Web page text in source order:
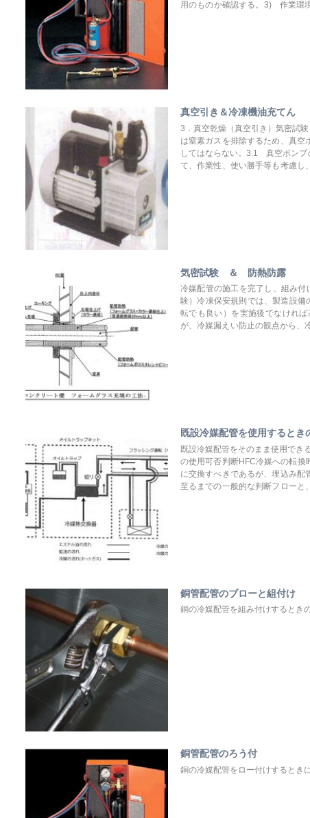
用のものか確認する。3) 作業環
真空引き＆冷凍機油充てん
3．真空乾燥（真空引き）気密試
は窒素ガスを排除するため、真空
してはならない。3.1 真空ポンプ
て、作業性、使い勝手等も考慮し
気密試験 ＆ 防熱防露
冷媒配管の施工を完了し、組み
験）冷凍保安規則では、製造設備
転でも良い）を実施後でなけれ
が、冷媒漏えい防止の観点から、
既設冷媒配管を使用するとき
既設冷媒配管をそのまま使用でき
の使用可否判断HFC冷媒への転換
に交換すべきであるが、埋込み配
至るまでの一般的な判断フローと
銅管配管のブローと組付け
銅の冷媒配管を組み付けするとき
銅管配管のろう付
銅の冷媒配管をロー付けするとき